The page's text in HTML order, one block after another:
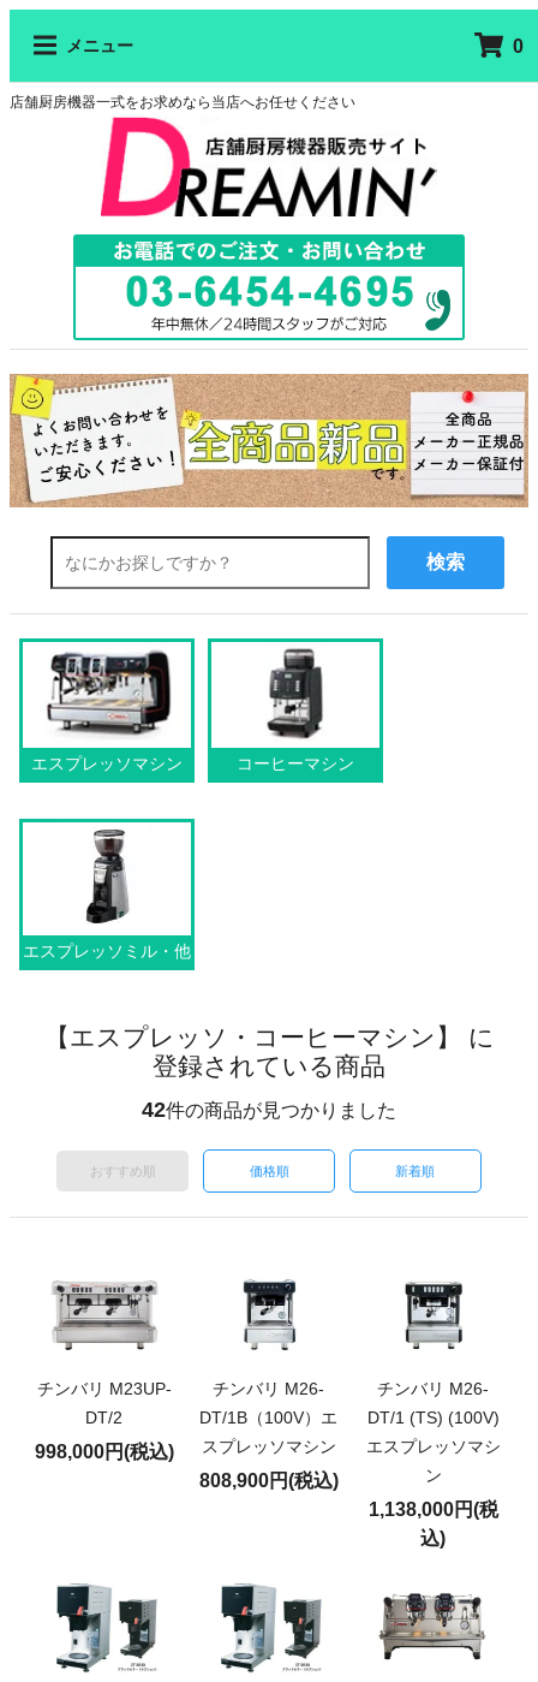
メニュー 0
店舗厨房機器一式をお求めなら当店へお任せください
検索
エスプレッソマシン コーヒーマシン
エスプレッソミル・他
【エスプレッソ・コーヒーマシン】 に
登録されている商品
42件の商品が見つかりました
おすすめ順 価格順 新着順
チンバリ M23UP-
DT/2
998,000円(税込)
チンバリ M26-
DT/1B（100V）エ
スプレッソマシン
808,900円(税込)
チンバリ M26-
DT/1 (TS) (100V)
エスプレッソマシ
ン
1,138,000円(税
込)